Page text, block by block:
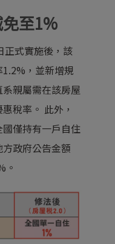
至1%
正式實施後，該
，並新增規
親屬需在該房屋
稅率。 此外，
僅持有一戶自住
政府公告金額
。